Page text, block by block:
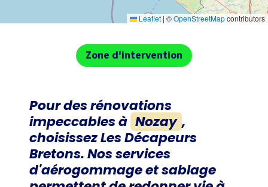
Leaflet | ©OpenStreetMapcontributors
Zone d'intervention
Pour des rénovations
impeccables à Nozay ,
choisissezLes Décapeurs
Bretons. Nos services
d'aérogommage et sablage